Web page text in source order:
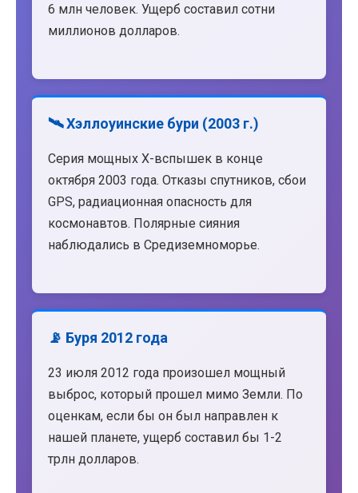
6 млн человек. Ущерб составил сотни
миллионов долларов.
🛰️ Хэллоуинские бури (2003 г.)
Серия мощных X-вспышек в конце
октября 2003 года. Отказы спутников, сбои
GPS, радиационная опасность для
космонавтов. Полярные сияния
наблюдались в Средиземноморье.
📡 Буря 2012 года
23 июля 2012 года произошел мощный
выброс, который прошел мимо Земли. По
оценкам, если бы он был направлен к
нашей планете, ущерб составил бы 1-2
трлн долларов.